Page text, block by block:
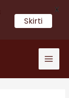
Skirti
X